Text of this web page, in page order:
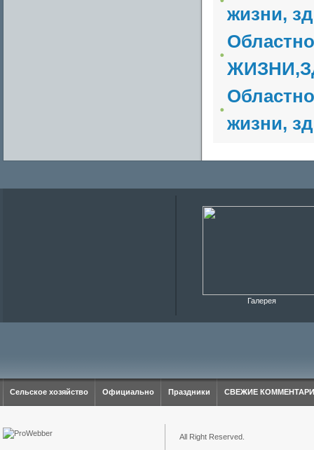
жизни,
жизни,
Галерея
Сельское хозяйство Официально Праздники СВЕЖИЕ
All Right Reserved.